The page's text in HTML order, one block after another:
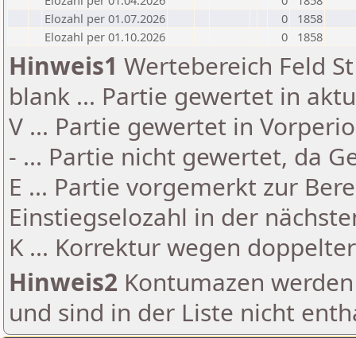
Elozahl per 01.07.2026
0
1858
Elozahl per 01.10.2026
0 1858
Hinweis1 Wertebereich Feld
blank ... Partie gewertet in
V ... Partie gewertet in
- ... Partie nicht gewertet, da
E ... Partie vorgemerkt zur
Einstiegselozahl in der
K ... Korrektur wegen
Hinweis2 Kontumazen
und sind in der Liste nicht